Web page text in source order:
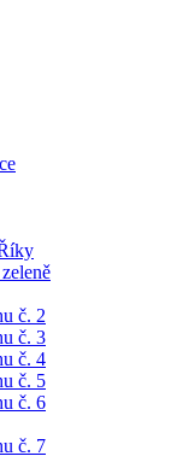
č. 2
č. 3
č. 4
č. 5
č. 6
č. 7